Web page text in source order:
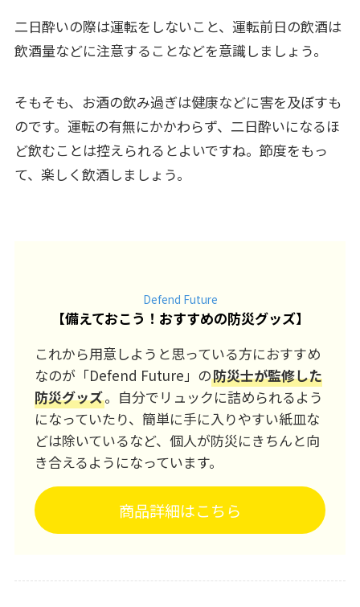
二日酔いの際は運転をしないこと、運転前日の飲酒は
飲酒量などに注意することなどを意識しましょう。
そもそも、お酒の飲み過ぎは健康などに害を及ぼすも
のです。運転の有無にかかわらず、二日酔いになるほ
ど飲むことは控えられるとよいですね。節度をもっ
て、楽しく飲酒しましょう。
Defend Future
【備えておこう！おすすめの防災グッズ】
これから用意しようと思っている方におすすめ
なのが「Defend Future」の防災士が監修した
防災グッズ。自分でリュックに詰められるよう
になっていたり、簡単に手に入りやすい紙皿な
どは除いているなど、個人が防災にきちんと向
き合えるようになっています。
商品詳細はこちら